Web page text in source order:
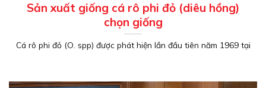
Sản xuất giống cá rô phi đỏ (diêu hồng)
chọn giống
Cá rô phi đỏ (O. spp) được phát hiện lần đầu tiên năm 1969 tại